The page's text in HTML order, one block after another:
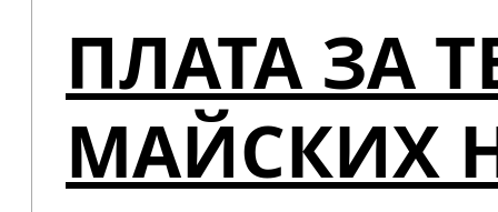
ПЛАТА ЗА
МАЙСКИХ